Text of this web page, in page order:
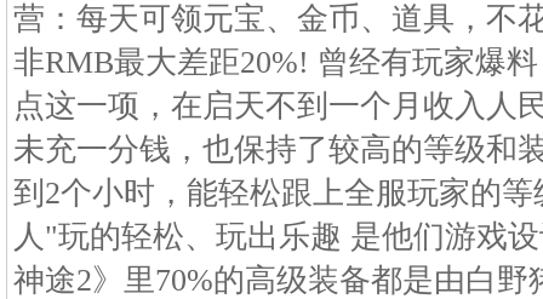
营：每天可领元宝、金币、道具，不
非RMB最大差距20%! 曾经有玩家爆
点这一项，在启天不到一个月收入人
未充一分钱，也保持了较高的等级和
到2个小时，能轻松跟上全服玩家的
人"玩的轻松、玩出乐趣 是他们游戏
神途2》里70%的高级装备都是由白